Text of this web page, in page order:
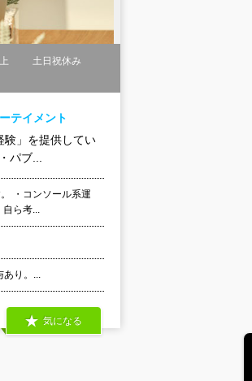
土日祝休み
テイメント
験」を提供してい
パブ...
・コンソール系運
ら考...
り。...
気になる